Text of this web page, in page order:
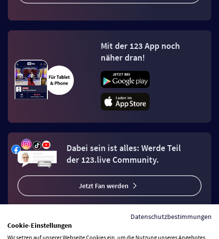
Mit der 123 App noch
näher dran!
Dabei sein ist alles: Werde Teil
der 123.live Community.
Jetzt Fan werden
Datenschutzbestimmungen
Cookie-Einstellungen
Wir setzen auf unserer Webseite Cookies ein, um die Nutzung unseres Angebotes